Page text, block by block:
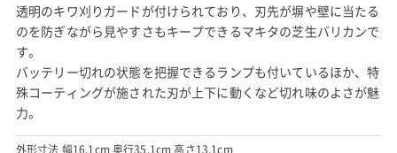
透明のキワ刈りガードが付けられており、刃先が塀や壁に当たる
のを防ぎながら見やすさもキープできるマキタの芝生バリカンで
す。
バッテリー切れの状態を把握できるランプも付いているほか、特
殊コーティングが施された刃が上下に動くなど切れ味のよさが魅
力。
外形寸法 幅16.1cm 奥行35.1cm 高さ13.1cm